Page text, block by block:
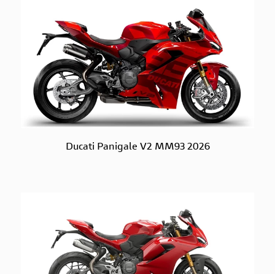
Ducati Panigale V2 MM93 2026